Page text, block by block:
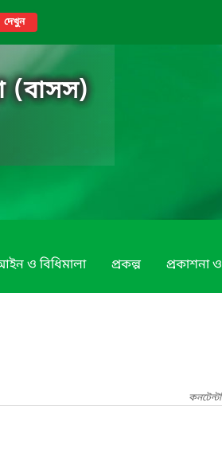
দেখুন
(বাসস)
ও বিধিমালা প্রকল্প প্রকাশনা